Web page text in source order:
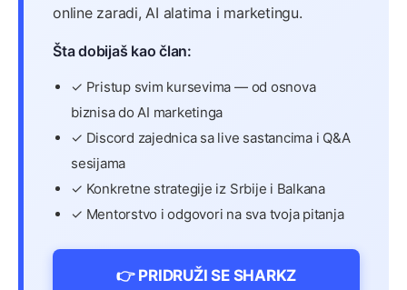
online zaradi, AI alatima i marketingu.
Šta dobijaš kao član:
✓ Pristup svim kursevima — od osnova
biznisa do AI marketinga
✓ Discord zajednica sa live sastancima i Q&A
sesijama
✓ Konkretne strategije iz Srbije i Balkana
✓ Mentorstvo i odgovori na sva tvoja pitanja
👉 PRIDRUŽI SE SHARKZ